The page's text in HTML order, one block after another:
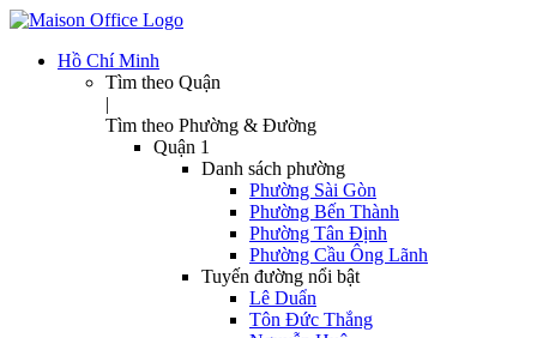
Hồ Chí Minh
Tìm theo Quận
|
Tìm theo Phường & Đường
Quận 1
Danh sách phường
Phường Sài Gòn
Phường Bến Thành
Phường Tân Định
Phường Cầu Ông Lãnh
Tuyến đường nổi bật
Lê Duẩn
Tôn Đức Thắng